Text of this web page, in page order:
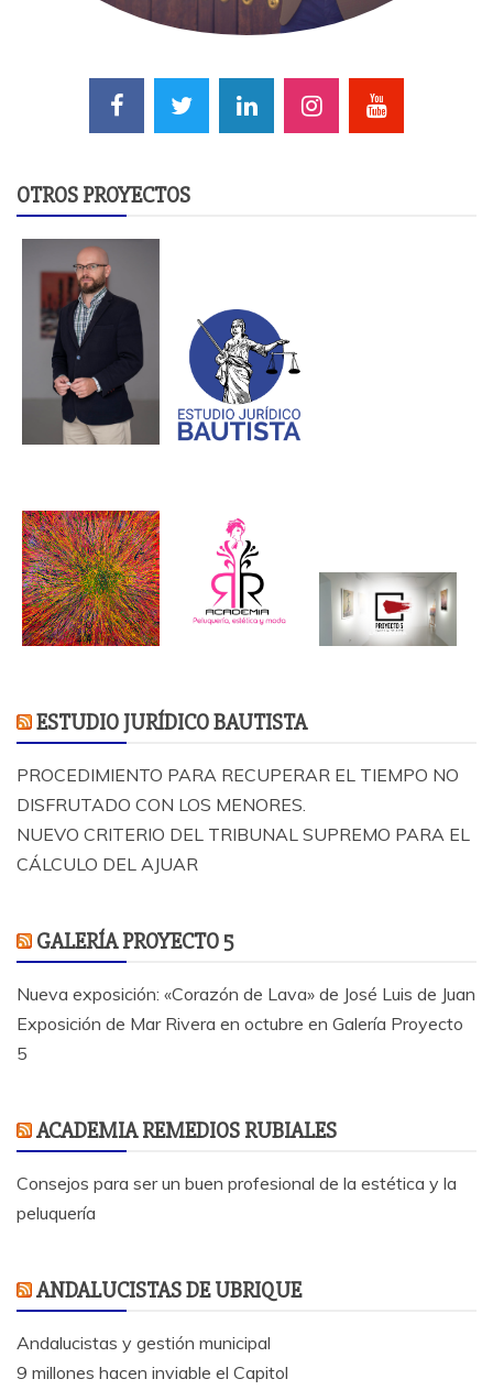
OTROS PROYECTOS
ESTUDIO JURÍDICO BAUTISTA
PROCEDIMIENTO PARA RECUPERAR EL TIEMPO NO
DISFRUTADO CON LOS MENORES.
NUEVO CRITERIO DEL TRIBUNAL SUPREMO PARA EL
CÁLCULO DEL AJUAR
GALERÍA PROYECTO 5
Nueva exposición: «Corazón de Lava» de José Luis de Juan
Exposición de Mar Rivera en octubre en Galería Proyecto
5
ACADEMIA REMEDIOS RUBIALES
Consejos para ser un buen profesional de la estética y la
peluquería
ANDALUCISTAS DE UBRIQUE
Andalucistas y gestión municipal
9 millones hacen inviable el Capitol